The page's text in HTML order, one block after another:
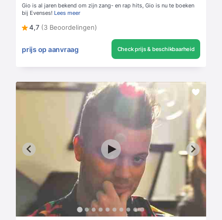
Gio is al jaren bekend om zijn zang- en rap hits, Gio is nu te boeken
bij Evenses! Lees meer
4,7 (3 Beoordelingen)
prijs op aanvraag Check prijs & beschikbaarheid